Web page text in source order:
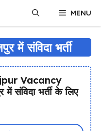
MENU
में संविदा भर्ती
Vacancy
संविदा भर्ती के लिए